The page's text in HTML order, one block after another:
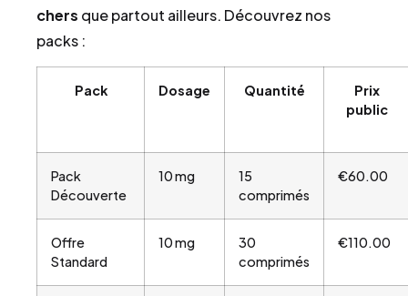
chers que partout ailleurs. Découvrez nos
packs :
Pack Dosage Quantité
Prix
public
Pack
Découverte
10 mg
15
comprimés
€60.00
Offre
Standard
10 mg
30
comprimés
€110.00